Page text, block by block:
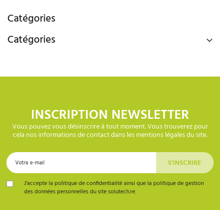
Catégories
Catégories
INSCRIPTION NEWSLETTER
Vous pouvez vous désinscrire à tout moment. Vous trouverez pour
cela nos informations de contact dans les mentions légales du site.
J'accepte la politique de confidentialité ainsi que la politique de gestion
des données personnelles du site solutech.re.